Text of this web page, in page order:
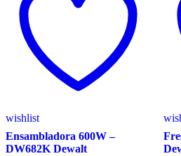
wishlist
Ensambladora 600W –
DW682K Dewalt